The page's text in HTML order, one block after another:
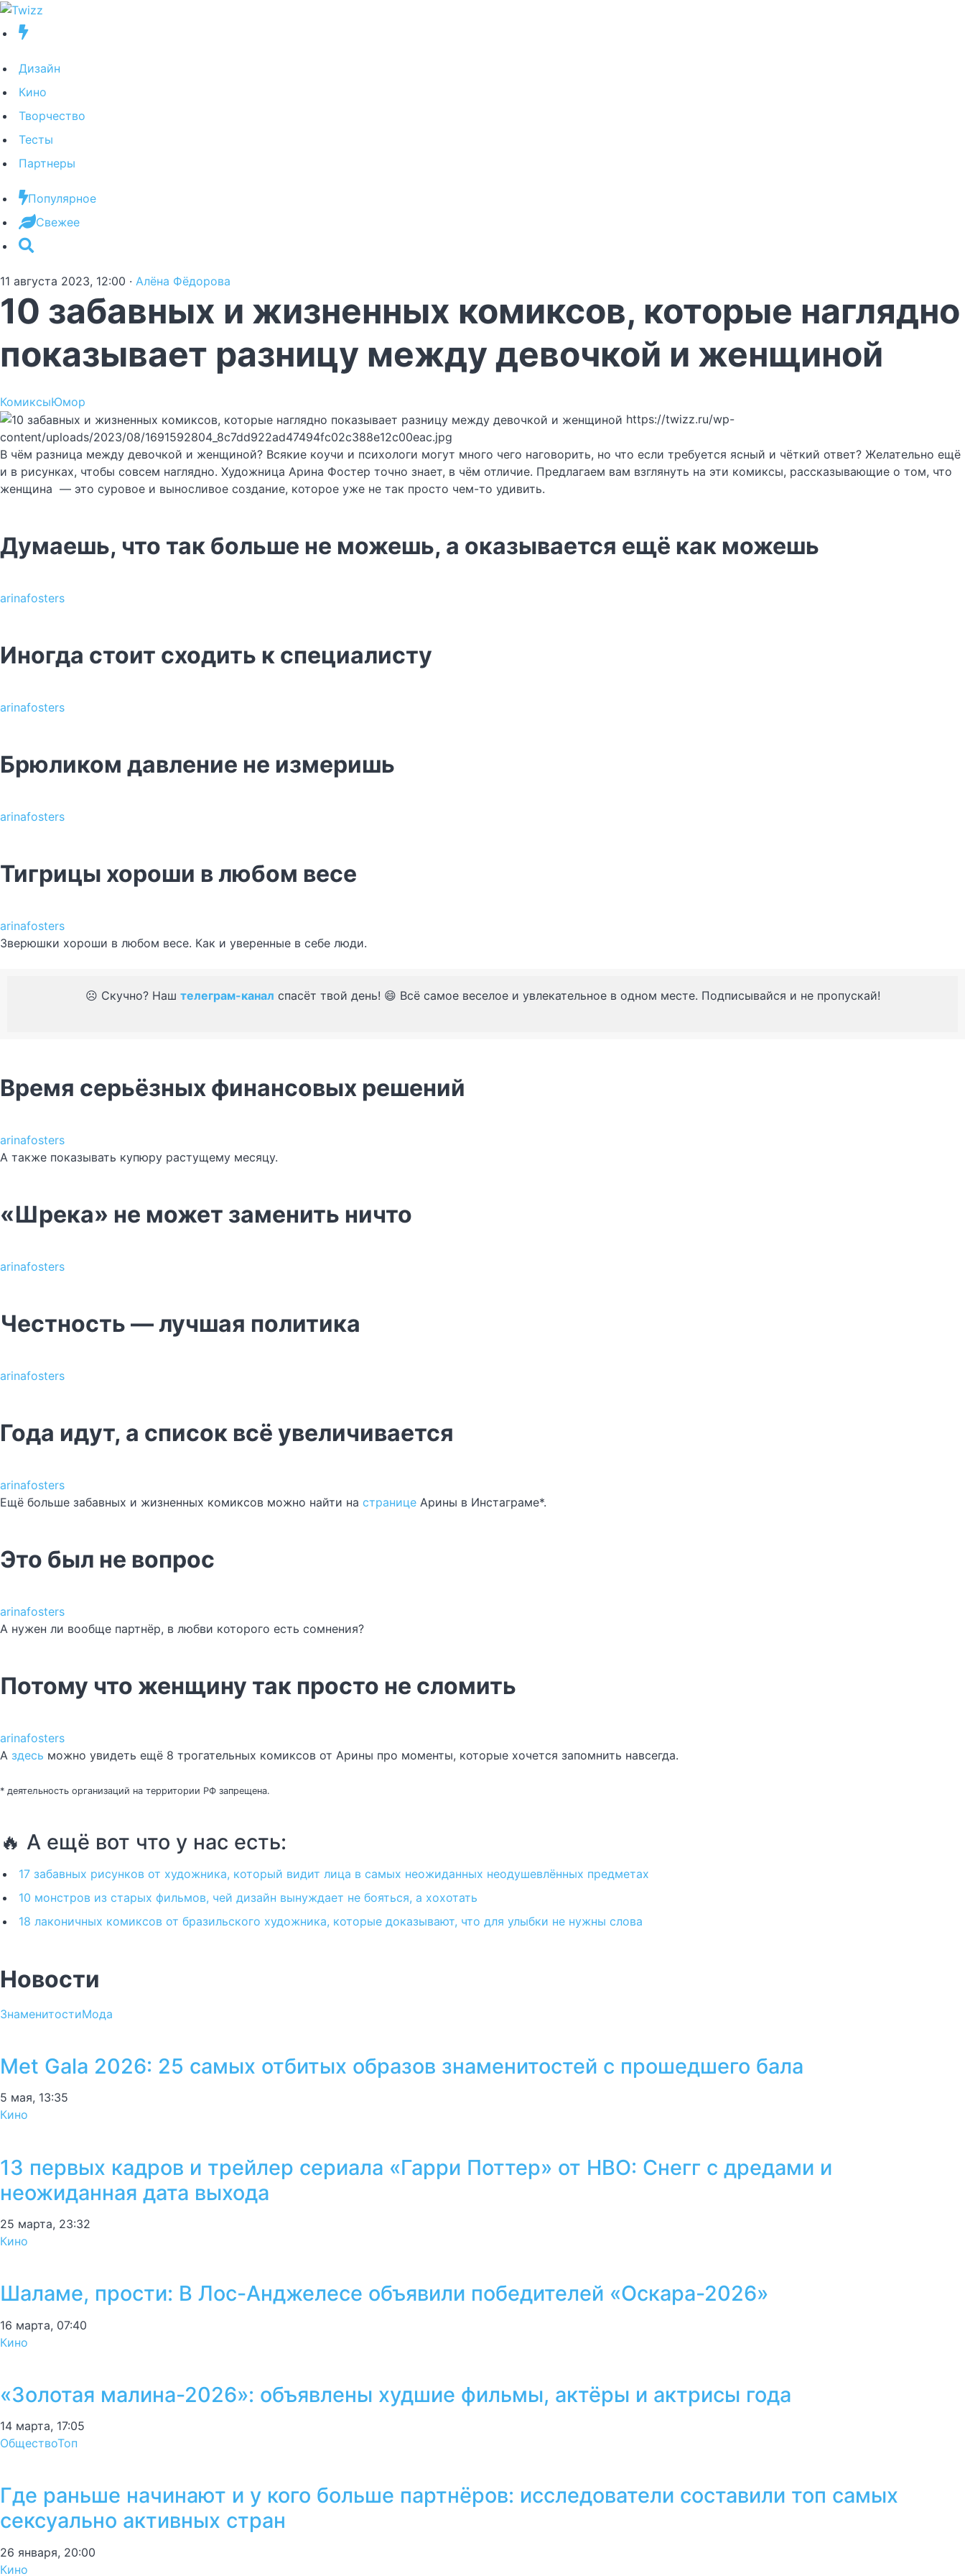
Дизайн
Кино
Творчество
Тесты
Партнеры
Популярное
Свежее
11 августа 2023, 12:00 · Алёна Фёдорова
10 забавных и жизненных комиксов, которые наглядно
показывает разницу между девочкой и женщиной
КомиксыЮмор
https://twizz.ru/wp-
content/uploads/2023/08/1691592804_8c7dd922ad47494fc02c388e12c00eac.jpg
В чём разница между девочкой и женщиной? Всякие коучи и психологи могут много чего наговорить, но что если требуется ясный и чёткий ответ? Желательно ещё
и в рисунках, чтобы совсем наглядно. Художница Арина Фостер точно знает, в чём отличие. Предлагаем вам взглянуть на эти комиксы, рассказывающие о том, что
женщина — это суровое и выносливое создание, которое уже не так просто чем-то удивить.
Думаешь, что так больше не можешь, а оказывается ещё как можешь
arinafosters
Иногда стоит сходить к специалисту
arinafosters
Брюликом давление не измеришь
arinafosters
Тигрицы хороши в любом весе
arinafosters
Зверюшки хороши в любом весе. Как и уверенные в себе люди.
☹️ Скучно? Наш телеграм-канал спасёт твой день! 😄 Всё самое веселое и увлекательное в одном месте. Подписывайся и не пропускай!
Время серьёзных финансовых решений
arinafosters
А также показывать купюру растущему месяцу.
«Шрека»‎ не может заменить ничто
arinafosters
Честность — лучшая политика
arinafosters
Года идут, а список всё увеличивается
arinafosters
Ещё больше забавных и жизненных комиксов можно найти на странице Арины в Инстаграме*.
Это был не вопрос
arinafosters
А нужен ли вообще партнёр, в любви которого есть сомнения?
Потому что женщину так просто не сломить
arinafosters
А здесь можно увидеть ещё 8 трогательных комиксов от Арины про моменты, которые хочется запомнить навсегда.
* деятельность организаций на территории РФ запрещена.
🔥 А ещё вот что у нас есть:
17 забавных рисунков от художника, который видит лица в самых неожиданных неодушевлённых предметах
10 монстров из старых фильмов, чей дизайн вынуждает не бояться, а хохотать
18 лаконичных комиксов от бразильского художника, которые доказывают, что для улыбки не нужны слова
Новости
ЗнаменитостиМода
Met Gala 2026: 25 самых отбитых образов знаменитостей с прошедшего бала
5 мая, 13:35
Кино
13 первых кадров и трейлер сериала «Гарри Поттер» от HBO: Снегг с дредами и
неожиданная дата выхода
25 марта, 23:32
Кино
Шаламе, прости: В Лос-Анджелесе объявили победителей «Оскара-2026»
16 марта, 07:40
Кино
«Золотая малина-2026»: объявлены худшие фильмы, актёры и актрисы года
14 марта, 17:05
ОбществоТоп
Где раньше начинают и у кого больше партнёров: исследователи составили топ самых
сексуально активных стран
26 января, 20:00
Кино